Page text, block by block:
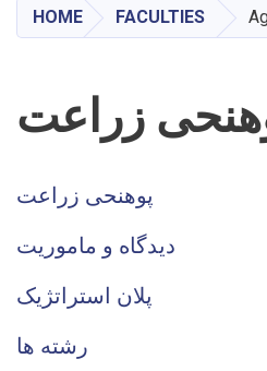
HOME FACULTIES
زراعت
دیدگاه و ماموریت
پلان استراتژیک
رشته ها